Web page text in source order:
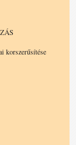
korszerűsítése